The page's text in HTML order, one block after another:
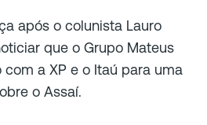
após o colunista Lauro
que o Grupo Mateus
a XP e o Itaú para uma
o Assaí.